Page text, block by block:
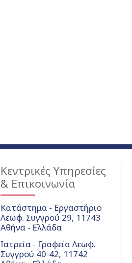
Κεντρικές Υπηρεσίες
& Επικοινωνία
Κατάστημα - Εργαστήριο
Λεωφ. Συγγρού 29, 11743
Αθήνα - Ελλάδα
Ιατρεία - Γραφεία Λεωφ.
Συγγρού 40-42, 11742